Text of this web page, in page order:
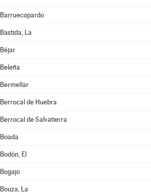
Barruecopardo
Bastida, La
Béjar
Beleña
Bermellar
Berrocal de Huebra
Berrocal de Salvatierra
Boada
Bodón, El
Bogajo
Bouza, La